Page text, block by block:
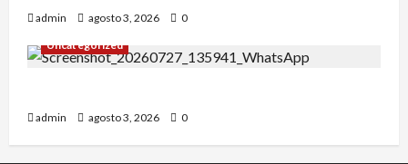
admin agosto 3, 2026
0
Uncategorized
admin agosto 3, 2026 0